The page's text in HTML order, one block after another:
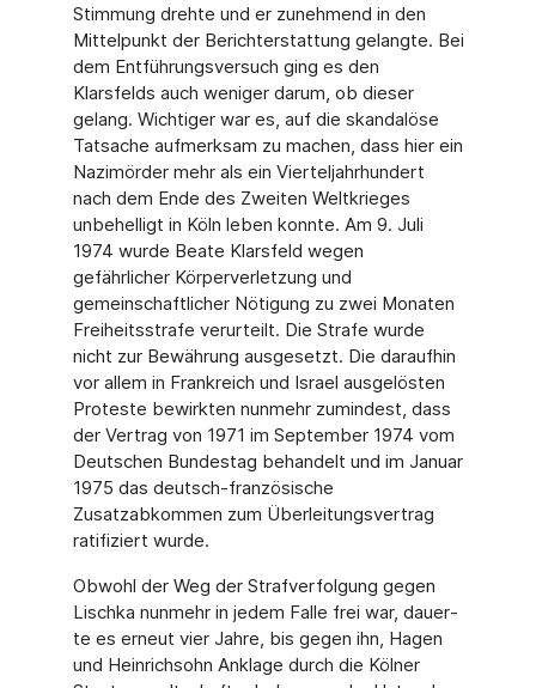
Stimmung drehte und er zunehmend in den
Mittelpunkt der Berichterstat­tung gelangte. Bei
dem Entführungsversuch ging es den
Klarsfelds auch weniger darum, ob dieser
gelang. Wichtiger war es, auf die skandalöse
Tatsache aufmerksam zu machen, dass hier ein
Nazimörder mehr als ein Vierteljahrhundert
nach dem Ende des Zweiten Welt­krieges
unbehelligt in Köln leben konnte. Am 9. Juli
1974 wurde Beate Klarsfeld wegen
gefährlicher Körperverletzung und
gemeinschaftlicher Nötigung zu zwei Monaten
Freiheits­strafe verurteilt. Die Strafe wurde
nicht zur Bewährung ausgesetzt. Die daraufhin
vor allem in Frankreich und Israel ausgelösten
Proteste bewirkten nunmehr zumindest, dass
der Vertrag von 1971 im September 1974 vom
Deutschen Bundestag behandelt und im Januar
1975 das deutsch-französische
Zusatzabkommen zum Überleitungsvertrag
ratifiziert wurde.
Obwohl der Weg der Strafverfolgung gegen
Lischka nunmehr in jedem Falle frei war, dauer­
te es erneut vier Jahre, bis gegen ihn, Hagen
und Heinrichsohn Anklage durch die Kölner